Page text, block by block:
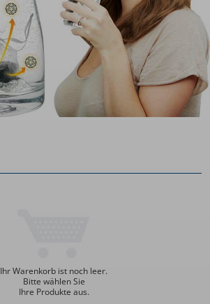
Ihr Warenkorb ist noch leer.
Bitte wählen Sie
Ihre Produkte aus.